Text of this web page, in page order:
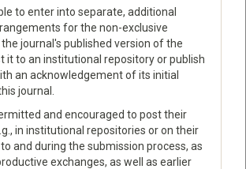
to enter into separate, additional
for the non-exclusive
journal's published version of the
it to an institutional repository or publish
an acknowledgement of its initial
journal.
and encouraged to post their
in institutional repositories or on their
and during the submission process, as
exchanges, as well as earlier